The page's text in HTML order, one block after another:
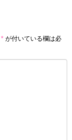
* が付いている欄は必